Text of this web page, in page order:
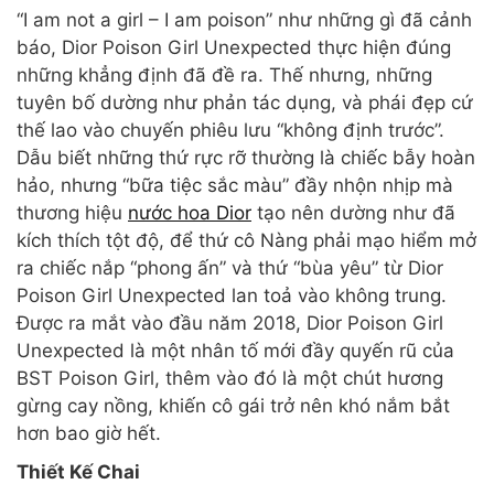
“I am not a girl – I am poison” như những gì đã cảnh
báo, Dior Poison Girl Unexpected thực hiện đúng
những khẳng định đã đề ra. Thế nhưng, những
tuyên bố dường như phản tác dụng, và phái đẹp cứ
thế lao vào chuyến phiêu lưu “không định trước”.
Dẫu biết những thứ rực rỡ thường là chiếc bẫy hoàn
hảo, nhưng “bữa tiệc sắc màu” đầy nhộn nhịp mà
thương hiệu nước hoa Dior tạo nên dường như đã
kích thích tột độ, để thứ cô Nàng phải mạo hiểm mở
ra chiếc nắp “phong ấn” và thứ “bùa yêu” từ Dior
Poison Girl Unexpected lan toả vào không trung.
Được ra mắt vào đầu năm 2018, Dior Poison Girl
Unexpected là một nhân tố mới đầy quyến rũ của
BST Poison Girl, thêm vào đó là một chút hương
gừng cay nồng, khiến cô gái trở nên khó nắm bắt
hơn bao giờ hết.
Thiết Kế Chai